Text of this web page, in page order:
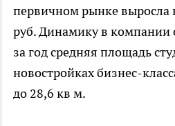
первичном рынке выросла
руб. Динамику в компании
за год средняя площадь
новостройках бизнес-
до 28,6 кв м.